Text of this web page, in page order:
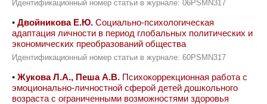
Идентификационный номер статьи в журнале: 06PSMN317
• Двойникова Е.Ю. Социально-психологическая
адаптация личности в период глобальных политических и
экономических преобразований общества
Идентификационный номер статьи в журнале: 60PSMN317
• Жукова Л.А., Пеша А.В. Психокоррекционная работа с
эмоционально-личностной сферой детей дошкольного
возраста с ограниченными возможностями здоровья